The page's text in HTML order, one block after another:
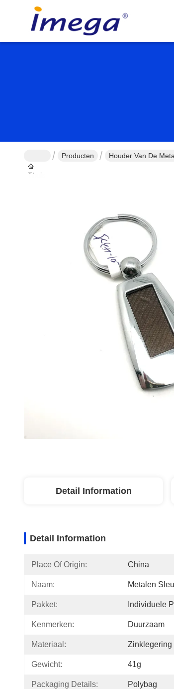
Thuis
Producten Houder Van De
Detail Information
Detail Information
Place Of Origin: China
Naam: Metalen
Pakket: Individuele
Kenmerken: Duurzaam
Materiaal: Zinklegering
Gewicht: 41g
Packaging Details: Polybag